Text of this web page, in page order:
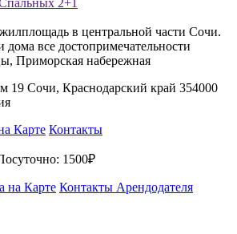
2+1
в центральной части Сочи.
все достопримечательности
Приморская набережная
19 Сочи, Краснодарский край 354000
Карте Контакты
1500₽
на Карте Контакты Арендодателя